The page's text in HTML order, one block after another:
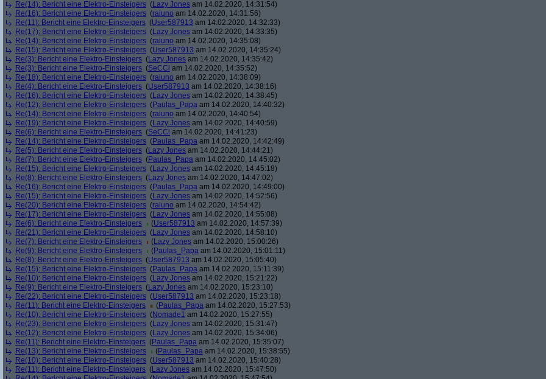
Re(14): Bericht eine Elektro-Einsteigers (Lazy Jones am 14.02.2020, 14:31:54)
Re(16): Bericht eine Elektro-Einsteigers (raiuno am 14.02.2020, 14:31:56)
Re(11): Bericht eine Elektro-Einsteigers (User587913 am 14.02.2020, 14:32:33)
Re(17): Bericht eine Elektro-Einsteigers (Lazy Jones am 14.02.2020, 14:33:35)
Re(14): Bericht eine Elektro-Einsteigers (raiuno am 14.02.2020, 14:35:08)
Re(15): Bericht eine Elektro-Einsteigers (User587913 am 14.02.2020, 14:35:24)
Re(3): Bericht eine Elektro-Einsteigers (Lazy Jones am 14.02.2020, 14:35:42)
Re(3): Bericht eine Elektro-Einsteigers (SeCCi am 14.02.2020, 14:35:52)
Re(18): Bericht eine Elektro-Einsteigers (raiuno am 14.02.2020, 14:38:09)
Re(4): Bericht eine Elektro-Einsteigers (User587913 am 14.02.2020, 14:38:16)
Re(16): Bericht eine Elektro-Einsteigers (Lazy Jones am 14.02.2020, 14:38:45)
Re(12): Bericht eine Elektro-Einsteigers (Paulas_Papa am 14.02.2020, 14:40:32)
Re(14): Bericht eine Elektro-Einsteigers (raiuno am 14.02.2020, 14:40:54)
Re(19): Bericht eine Elektro-Einsteigers (Lazy Jones am 14.02.2020, 14:40:59)
Re(6): Bericht eine Elektro-Einsteigers (SeCCi am 14.02.2020, 14:41:23)
Re(14): Bericht eine Elektro-Einsteigers (Paulas_Papa am 14.02.2020, 14:42:49)
Re(5): Bericht eine Elektro-Einsteigers (Lazy Jones am 14.02.2020, 14:44:21)
Re(7): Bericht eine Elektro-Einsteigers (Paulas_Papa am 14.02.2020, 14:45:02)
Re(15): Bericht eine Elektro-Einsteigers (Lazy Jones am 14.02.2020, 14:45:18)
Re(8): Bericht eine Elektro-Einsteigers (Lazy Jones am 14.02.2020, 14:47:02)
Re(16): Bericht eine Elektro-Einsteigers (Paulas_Papa am 14.02.2020, 14:49:00)
Re(15): Bericht eine Elektro-Einsteigers (Lazy Jones am 14.02.2020, 14:52:56)
Re(20): Bericht eine Elektro-Einsteigers (raiuno am 14.02.2020, 14:54:42)
Re(17): Bericht eine Elektro-Einsteigers (Lazy Jones am 14.02.2020, 14:55:08)
Re(6): Bericht eine Elektro-Einsteigers
(User587913 am 14.02.2020, 14:57:39)
Re(21): Bericht eine Elektro-Einsteigers (Lazy Jones am 14.02.2020, 14:58:10)
Re(7): Bericht eine Elektro-Einsteigers
(Lazy Jones am 14.02.2020, 15:00:26)
Re(9): Bericht eine Elektro-Einsteigers
(Paulas_Papa am 14.02.2020, 15:01:11)
Re(8): Bericht eine Elektro-Einsteigers (User587913 am 14.02.2020, 15:05:40)
Re(15): Bericht eine Elektro-Einsteigers (Paulas_Papa am 14.02.2020, 15:11:39)
Re(10): Bericht eine Elektro-Einsteigers (Lazy Jones am 14.02.2020, 15:21:22)
Re(9): Bericht eine Elektro-Einsteigers (Lazy Jones am 14.02.2020, 15:23:10)
Re(22): Bericht eine Elektro-Einsteigers (User587913 am 14.02.2020, 15:23:18)
Re(11): Bericht eine Elektro-Einsteigers
(Paulas_Papa am 14.02.2020, 15:27:53)
Re(10): Bericht eine Elektro-Einsteigers (Nomade1 am 14.02.2020, 15:27:55)
Re(23): Bericht eine Elektro-Einsteigers (Lazy Jones am 14.02.2020, 15:31:47)
Re(12): Bericht eine Elektro-Einsteigers (Lazy Jones am 14.02.2020, 15:34:06)
Re(11): Bericht eine Elektro-Einsteigers (Paulas_Papa am 14.02.2020, 15:35:07)
Re(13): Bericht eine Elektro-Einsteigers
(Paulas_Papa am 14.02.2020, 15:38:55)
Re(10): Bericht eine Elektro-Einsteigers (User587913 am 14.02.2020, 15:40:28)
Re(11): Bericht eine Elektro-Einsteigers (Lazy Jones am 14.02.2020, 15:47:50)